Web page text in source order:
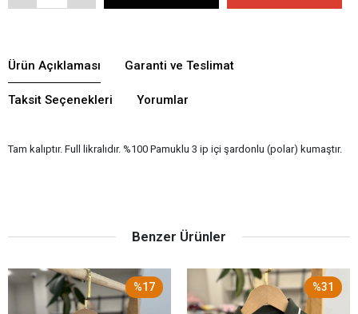
Ürün Açıklaması Garanti ve Teslimat
Taksit Seçenekleri Yorumlar
Tam kalıptır. Full likralıdır. %100 Pamuklu 3 ip içi şardonlu (polar) kumaştır.
Benzer Ürünler
%17 %31